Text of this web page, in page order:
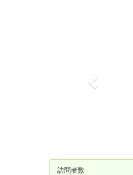
o
u
訪問者数